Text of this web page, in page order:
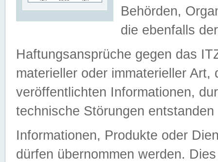
Behörden,
die ebenfalls
Haftungsansprüche gegen das
materieller oder immaterieller
veröffentlichten Informationen,
technische Störungen
Informationen, Produkte oder
dürfen übernommen werden.